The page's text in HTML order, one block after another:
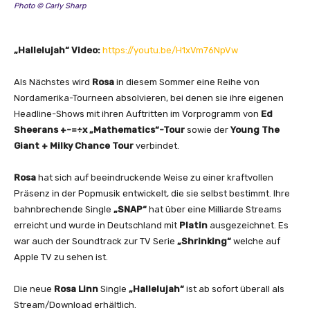
Photo © Carly Sharp
„Hallelujah“ Video: https://youtu.be/H1xVm76NpVw
Als Nächstes wird Rosa in diesem Sommer eine Reihe von
Nordamerika-Tourneen absolvieren, bei denen sie ihre eigenen
Headline-Shows mit ihren Auftritten im Vorprogramm von Ed
Sheerans +-=÷x „Mathematics“-Tour sowie der Young The
Giant + Milky Chance Tour verbindet.
Rosa hat sich auf beeindruckende Weise zu einer kraftvollen
Präsenz in der Popmusik entwickelt, die sie selbst bestimmt. Ihre
bahnbrechende Single „SNAP“ hat über eine Milliarde Streams
erreicht und wurde in Deutschland mit Platin ausgezeichnet. Es
war auch der Soundtrack zur TV Serie „Shrinking“ welche auf
Apple TV zu sehen ist.
Die neue Rosa Linn Single „Hallelujah“ ist ab sofort überall als
Stream/Download erhältlich.